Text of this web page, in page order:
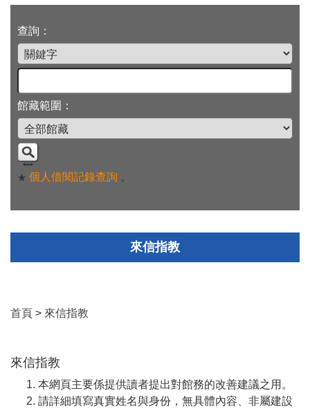
查詢：
館藏範圍：
★ 個人借閱記錄查詢 。
來信指教
首頁 > 來信指教
來信指教
本網頁主要係提供讀者提出對館務的改善建議之用。
請詳細填寫真實姓名與身份，無具體內容、非屬建設